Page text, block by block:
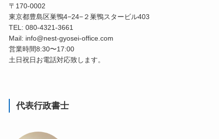
〒170-0002
東京都豊島区巣鴨4−24−２巣鴨スタービル403
TEL: 080-4321-3661
Mail: info@nest-gyosei-office.com
営業時間8:30〜17:00
土日祝日お電話対応致します。
代表行政書士